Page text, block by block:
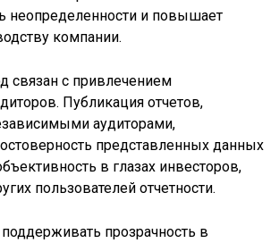
неопределенности и повышает
компании.
связан с привлечением
Публикация отчетов,
аудиторами,
представленных данных
в глазах инвесторов,
пользователей отчетности.
прозрачность в